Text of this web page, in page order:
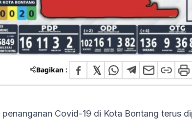
Bagikan :
penanganan Covid-19 di Kota Bontang terus